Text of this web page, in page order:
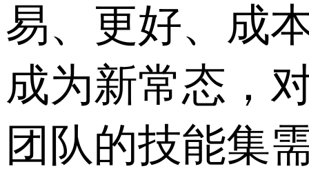
易、更好、成
成为新常态，
团队的技能集